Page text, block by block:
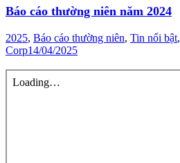
Báo cáo thường niên năm 2024
2025, Báo cáo thường niên, Tin nổi bật,
Corp14/04/2025